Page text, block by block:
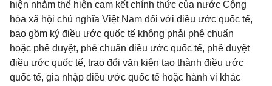
hiện nhằm thể hiện cam kết chính thức của nước Cộng
hòa xã hội chủ nghĩa Việt Nam đối với điều ước quốc tế,
bao gồm ký điều ước quốc tế không phải phê chuẩn
hoặc phê duyệt, phê chuẩn điều ước quốc tế, phê duyệt
điều ước quốc tế, trao đổi văn kiện tạo thành điều ước
quốc tế, gia nhập điều ước quốc tế hoặc hành vi khác